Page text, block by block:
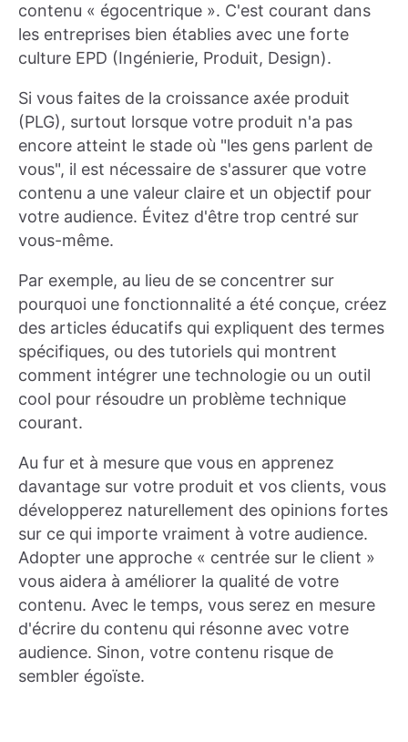
contenu « égocentrique ». C'est courant dans
les entreprises bien établies avec une forte
culture EPD (Ingénierie, Produit, Design).
Si vous faites de la croissance axée produit
(PLG), surtout lorsque votre produit n'a pas
encore atteint le stade où "les gens parlent de
vous", il est nécessaire de s'assurer que votre
contenu a une valeur claire et un objectif pour
votre audience. Évitez d'être trop centré sur
vous-même.
Par exemple, au lieu de se concentrer sur
pourquoi une fonctionnalité a été conçue, créez
des articles éducatifs qui expliquent des termes
spécifiques, ou des tutoriels qui montrent
comment intégrer une technologie ou un outil
cool pour résoudre un problème technique
courant.
Au fur et à mesure que vous en apprenez
davantage sur votre produit et vos clients, vous
développerez naturellement des opinions fortes
sur ce qui importe vraiment à votre audience.
Adopter une approche « centrée sur le client »
vous aidera à améliorer la qualité de votre
contenu. Avec le temps, vous serez en mesure
d'écrire du contenu qui résonne avec votre
audience. Sinon, votre contenu risque de
sembler égoïste.